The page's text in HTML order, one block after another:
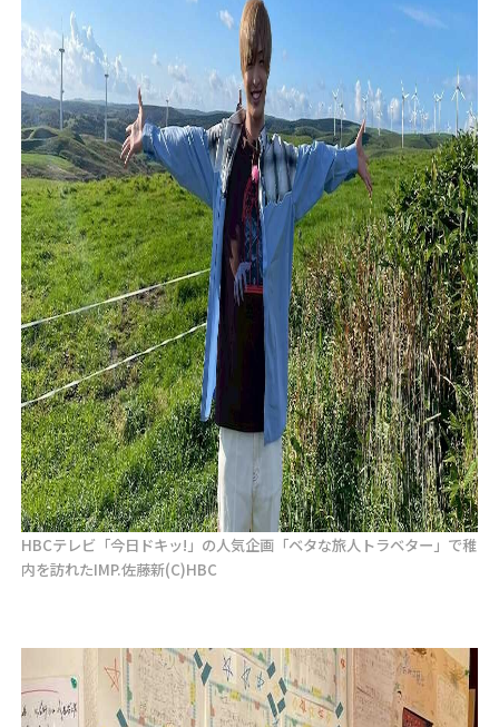
HBCテレビ「今日ドキッ!」の人気企画「ベタな旅人トラベター」で稚
内を訪れたIMP.佐藤新(C)HBC